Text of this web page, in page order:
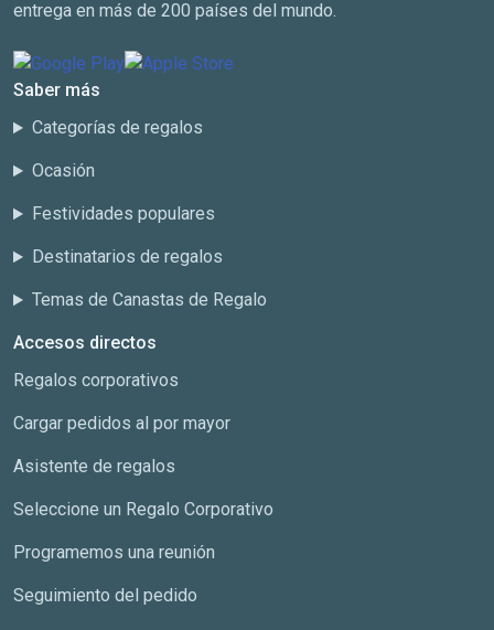
entrega en más de 200 países del mundo.
Saber más
Categorías de regalos
Ocasión
Festividades populares
Destinatarios de regalos
Temas de Canastas de Regalo
Accesos directos
Regalos corporativos
Cargar pedidos al por mayor
Asistente de regalos
Seleccione un Regalo Corporativo
Programemos una reunión
Seguimiento del pedido